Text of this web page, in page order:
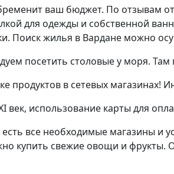
ваш бюджет. По отзывам
для одежды и собственной
Поиск жилья в Вардане можно
посетить столовые у моря.
продуктов в сетевых
век, использование карты для
все необходимые магазины и
купить свежие овощи и фрукты.